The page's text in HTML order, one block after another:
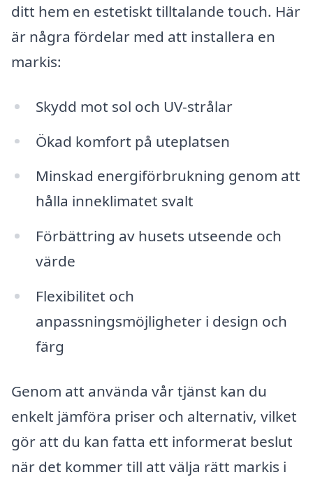
ditt hem en estetiskt tilltalande touch. Här
är några fördelar med att installera en
markis:
Skydd mot sol och UV-strålar
Ökad komfort på uteplatsen
Minskad energiförbrukning genom att
hålla inneklimatet svalt
Förbättring av husets utseende och
värde
Flexibilitet och
anpassningsmöjligheter i design och
färg
Genom att använda vår tjänst kan du
enkelt jämföra priser och alternativ, vilket
gör att du kan fatta ett informerat beslut
när det kommer till att välja rätt markis i